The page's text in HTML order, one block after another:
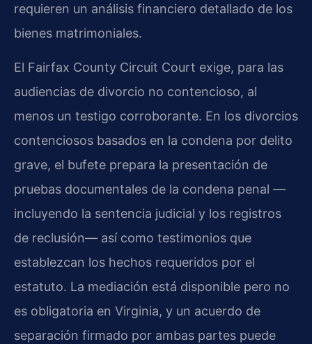
requieren un análisis financiero detallado de los
bienes matrimoniales.
El Fairfax County Circuit Court exige, para las
audiencias de divorcio no contencioso, al
menos un testigo corroborante. En los divorcios
contenciosos basados en la condena por delito
grave, el bufete prepara la presentación de
pruebas documentales de la condena penal —
incluyendo la sentencia judicial y los registros
de reclusión— así como testimonios que
establezcan los hechos requeridos por el
estatuto. La mediación está disponible pero no
es obligatoria en Virginia, y un acuerdo de
separación firmado por ambas partes puede